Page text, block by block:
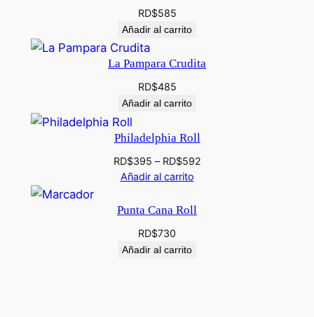
RD$585
Añadir al carrito
La Pampara Crudita
RD$485
Añadir al carrito
Philadelphia Roll
RD$395 – RD$592
Añadir al carrito
Punta Cana Roll
RD$730
Añadir al carrito